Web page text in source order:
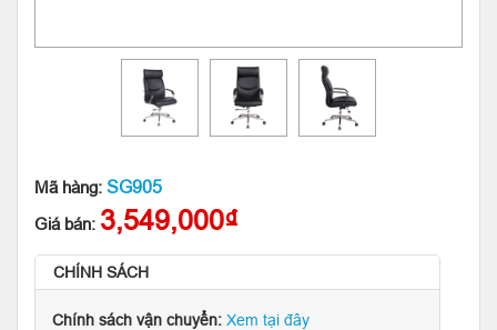
Mã hàng: SG905
Giá bán: 3,549,000₫
CHÍNH SÁCH
Chính sách vận chuyển: Xem tại đây